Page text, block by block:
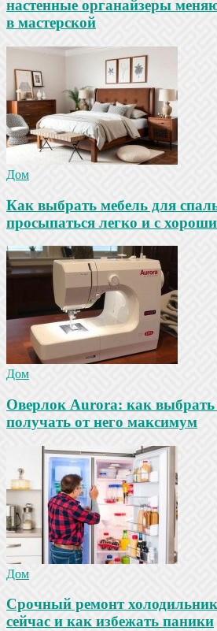
настенные органайзеры
в мастерской
Дом
Как выбрать мебель для
просыпаться легко и с
Дом
Оверлок Aurora: как выбрать
получать от него максимум
Дом
Срочный ремонт
сейчас и как избежать паники